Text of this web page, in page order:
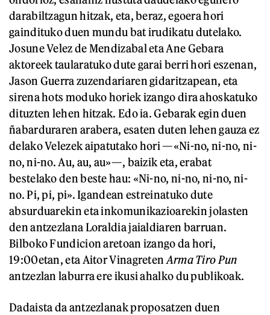
darabiltzagun hitzak, eta, beraz, egoera hori
gaindituko duen mundu bat irudikatu dutelako.
Josune Velez de Mendizabal eta Ane Gebara
aktoreek taularatuko dute garai berri hori eszenan,
Jason Guerra zuzendariaren gidaritzapean, eta
sirena hots moduko horiek izango dira ahoskatuko
dituzten lehen hitzak. Edo ia. Gebarak egin duen
ñabarduraren arabera, esaten duten lehen gauza ez
delako Velezek aipatutako hori —«Ni-no, ni-no, ni-
no, ni-no. Au, au, au»—, baizik eta, erabat
bestelako den beste hau: «Ni-no, ni-no, ni-no, ni-
no. Pi, pi, pi». Igandean estreinatuko dute
absurduarekin eta inkomunikazioarekin jolasten
den antzezlana Loraldia jaialdiaren barruan.
Bilboko Fundicion aretoan izango da hori,
19:00etan, eta Aitor Vinagreten Arma Tiro Pun
antzezlan laburra ere ikusi ahalko du publikoak.
Dadaista da antzezlanak proposatzen duen